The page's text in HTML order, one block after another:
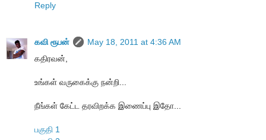
Reply
கவி ரூபன்
May 18, 2011 at 4:36 AM
கதிரவன்,
உங்கள் வருகைக்கு நன்றி...
நீங்கள் கேட்ட தரவிறக்க இணைப்பு இதோ...
பகுதி 1